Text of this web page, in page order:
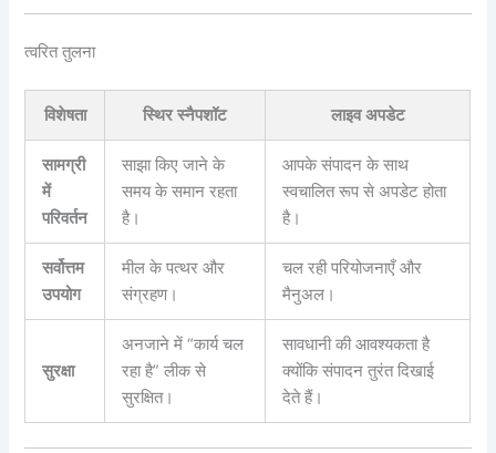
त्वरित तुलना
विशेषता स्थिर स्नैपशॉट लाइव अपडेट
सामग्री
में
परिवर्तन
साझा किए जाने के
समय के समान रहता
है।
आपके संपादन के साथ
स्वचालित रूप से अपडेट होता
है।
सर्वोत्तम
उपयोग
मील के पत्थर और
संग्रहण।
चल रही परियोजनाएँ और
मैनुअल।
सुरक्षा
अनजाने में “कार्य चल
रहा है” लीक से
सुरक्षित।
सावधानी की आवश्यकता है
क्योंकि संपादन तुरंत दिखाई
देते हैं।